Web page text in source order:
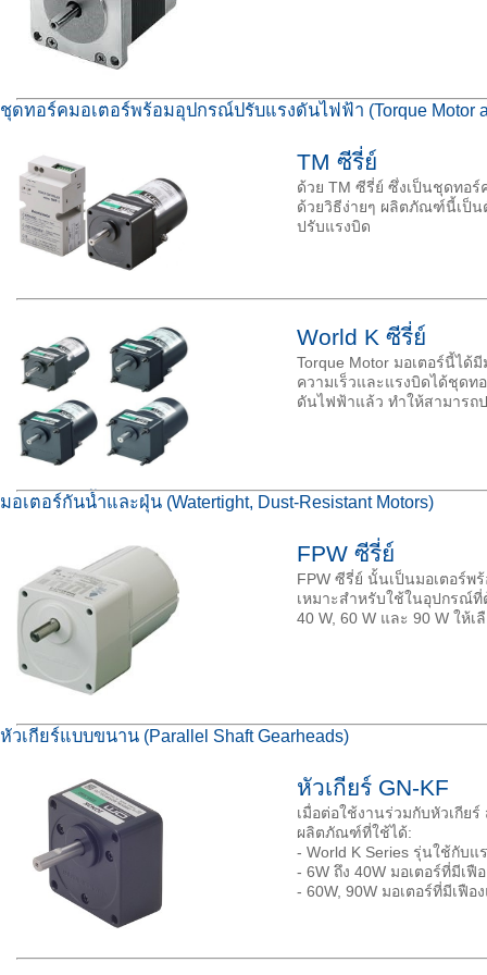
ชุดทอร์คมอเตอร์พร้อมอุปกรณ์ปรับแรงดันไฟฟ้า (Torque Motor
TM ซีรี่ย์
ด้วย TM ซีรี่ย์ ซึ่งเป็นชุดทอ
ด้วยวิธีง่ายๆ ผลิตภัณฑ์นี้เป็
ปรับแรงบิด
World K ซีรี่ย์
Torque Motor มอเตอร์นี้ไ
ความเร็วและแรงบิดได้ชุด
ดันไฟฟ้าแล้ว ทำให้สามารถ
มอเตอร์กันน้ำและฝุ่น (Watertight, Dust-Resistant Motors)
FPW ซีรี่ย์
FPW ซีรี่ย์ นั้นเป็นมอเตอร์พ
เหมาะสำหรับใช้ในอุปกรณ์
40 W, 60 W และ 90 W ใ
หัวเกียร์แบบขนาน (Parallel Shaft Gearheads)
หัวเกียร์ GN-KF
เมื่อต่อใช้งานร่วมกับหัวเกีย
ผลิตภัณฑ์ที่ใช้ได้:
- World K Series รุ่นใช้กับแ
- 6W ถึง 40W มอเตอร์ที่มีเฟื
- 60W, 90W มอเตอร์ที่มีเฟือ